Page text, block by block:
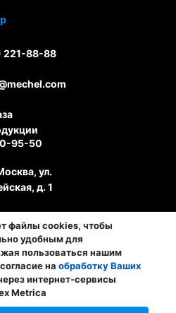
сотрудника
2026
221-88-88
95-50
ул.
д. 1
файлы cookies, чтобы
удобным для
пользоваться нашим
на обработку Ваших
интернет-сервисы
Metrica